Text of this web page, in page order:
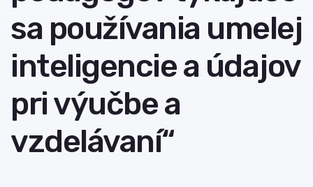
sa používania umelej
inteligencie a údajov
pri výučbe a
vzdelávaní“